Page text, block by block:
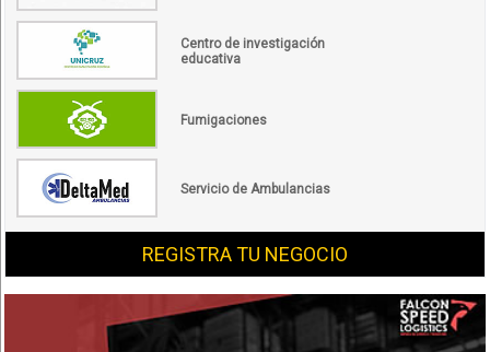
Centro de investigación
educativa
Fumigaciones
Servicio de Ambulancias
REGISTRA TU NEGOCIO